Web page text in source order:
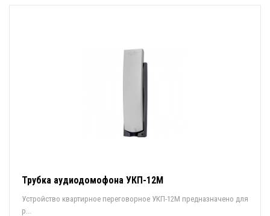
Трубка аудиодомофона УКП-12М
Устройство квартирное переговорное УКП-12M предназначено для
р...